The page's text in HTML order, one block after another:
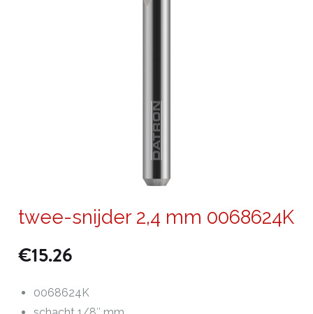
twee-snijder 2,4 mm 0068624K
€15.26
0068624K